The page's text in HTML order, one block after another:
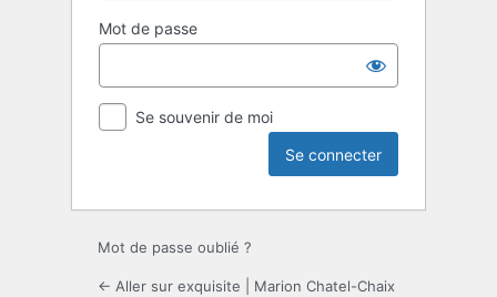
Mot de passe
Se souvenir de moi
Mot de passe oublié ?
← Aller sur exquisite | Marion Chatel-Chaix